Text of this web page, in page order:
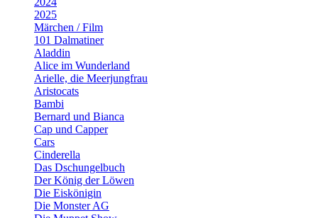
2025
Märchen / Film
101 Dalmatiner
Aladdin
Alice im Wunderland
Arielle, die Meerjungfrau
Aristocats
Bambi
Bernard und Bianca
Cap und Capper
Cars
Cinderella
Das Dschungelbuch
Der König der Löwen
Die Eiskönigin
Die Monster AG